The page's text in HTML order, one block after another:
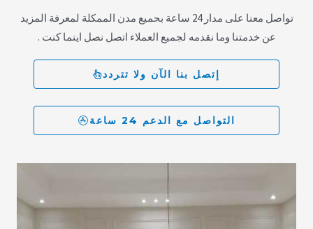
تواصل معنا على مدار 24 ساعة بحميع مدن الممكلة لمعرفة المزيد
عن خدمتنا وما نقدمه لجميع العملاء اتصل نصل اينما كنت .
إتصل بنا الآن ولا تتردد
التواصل مع الدعم 24 ساعة